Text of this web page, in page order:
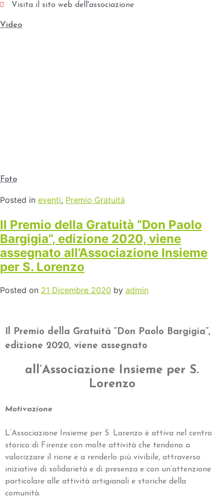
Visita il sito web dell'associazione
Video
Foto
Posted in eventi, Premio Gratuità
Il Premio della Gratuità “Don Paolo
Bargigia”, edizione 2020, viene
assegnato all’Associazione Insieme
per S. Lorenzo
Posted on 21 Dicembre 2020 by admin
Il Premio della Gratuità “Don Paolo Bargigia”,
edizione 2020, viene assegnato
all’Associazione Insieme per S.
Lorenzo
Motivazione
L’Associazione Insieme per S. Lorenzo è attiva nel centro
storico di Firenze con molte attività che tendono a
valorizzare il rione e a renderlo più vivibile, attraverso
iniziative di solidarietà e di presenza e con un’attenzione
particolare alle attività artigianali e storiche della
comunità.